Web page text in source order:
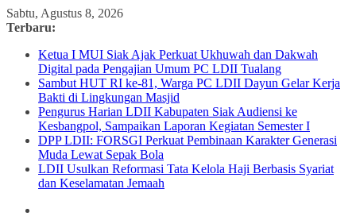
Skip
to
Sabtu, Agustus 8, 2026
Terbaru:
Ketua I MUI Siak Ajak Perkuat Ukhuwah dan Dakwah
Digital pada Pengajian Umum PC LDII Tualang
Sambut HUT RI ke-81, Warga PC LDII Dayun Gelar Kerja
Bakti di Lingkungan Masjid
Pengurus Harian LDII Kabupaten Siak Audiensi ke
Kesbangpol, Sampaikan Laporan Kegiatan Semester I
DPP LDII: FORSGI Perkuat Pembinaan Karakter Generasi
Muda Lewat Sepak Bola
LDII Usulkan Reformasi Tata Kelola Haji Berbasis Syariat
dan Keselamatan Jemaah